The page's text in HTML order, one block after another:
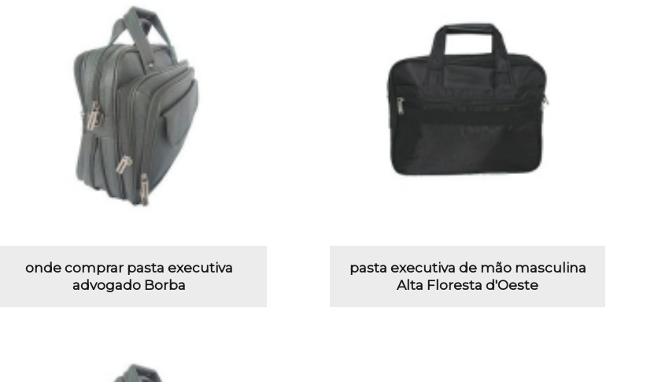
onde comprar pasta executiva
advogado Borba
pasta executiva de mão masculina
Alta Floresta d'Oeste